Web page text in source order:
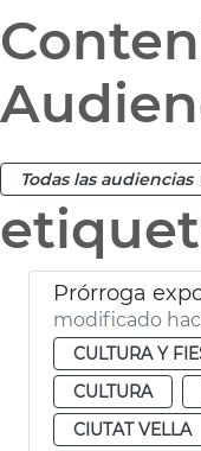
Todas las audiencias
modificado
CULTURA Y
CULTURA
CIUTAT VELLA